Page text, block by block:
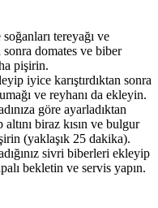
tereyağı ve
domates ve biber
pişirin.
iyice karıştırdıktan sonra
ve reyhanı da ekleyin.
göre ayarladıktan
biraz kısın ve bulgur
(yaklaşık 25 dakika).
sivri biberleri ekleyip
bekletin ve servis yapın.